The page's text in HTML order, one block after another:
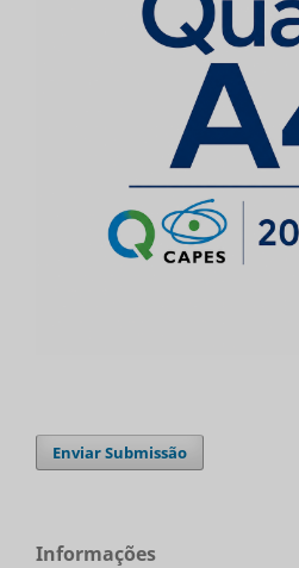
Enviar Submissão
Informações